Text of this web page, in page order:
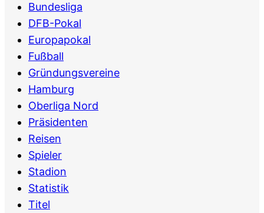
Bundesliga
DFB-Pokal
Europapokal
Fußball
Gründungsvereine
Hamburg
Oberliga Nord
Präsidenten
Reisen
Spieler
Stadion
Statistik
Titel